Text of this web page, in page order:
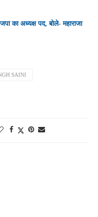
का अध्यक्ष पद, बोले- महाराजा
SAINI